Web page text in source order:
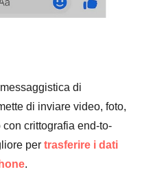
di
di inviare video, foto,
crittografia end-to-
per trasferire i dati
.